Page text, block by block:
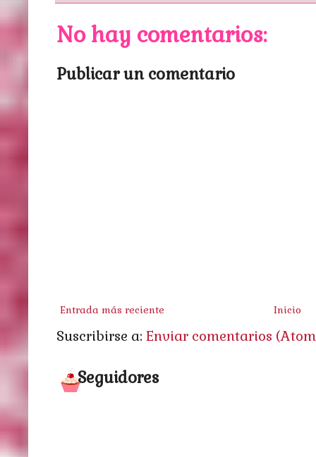
No hay comentarios:
Publicar un comentario
Entrada más reciente Inicio
Suscribirse a: Enviar comentarios
Seguidores